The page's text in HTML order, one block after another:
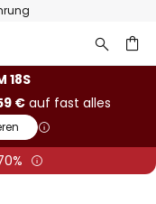
17S
€auf fast alles